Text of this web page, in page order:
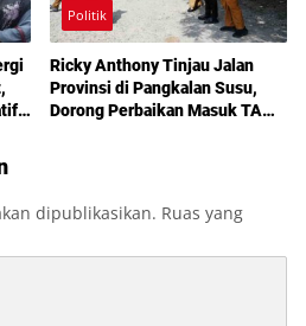
Politik
Ricky Anthony Tinjau Jalan
Provinsi di Pangkalan Susu,
Dorong Perbaikan Masuk TA
dipublikasikan. Ruas yang